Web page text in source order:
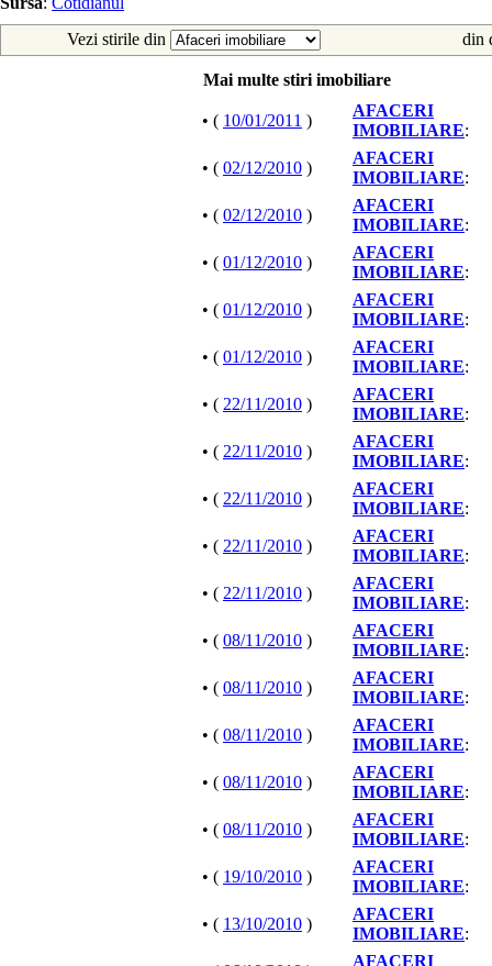
Vezi stirile din
din
Mai multe stiri imobiliare
• ( 10/01/2011 )
AFACERI
IMOBILIARE:
• ( 02/12/2010 )
AFACERI
IMOBILIARE:
• ( 02/12/2010 )
AFACERI
IMOBILIARE:
• ( 01/12/2010 )
AFACERI
IMOBILIARE:
• ( 01/12/2010 )
AFACERI
IMOBILIARE:
• ( 01/12/2010 )
AFACERI
IMOBILIARE:
• ( 22/11/2010 )
AFACERI
IMOBILIARE:
• ( 22/11/2010 )
AFACERI
IMOBILIARE:
• ( 22/11/2010 )
AFACERI
IMOBILIARE:
• ( 22/11/2010 )
AFACERI
IMOBILIARE:
• ( 22/11/2010 )
AFACERI
IMOBILIARE:
• ( 08/11/2010 )
AFACERI
IMOBILIARE:
• ( 08/11/2010 )
AFACERI
IMOBILIARE:
• ( 08/11/2010 )
AFACERI
IMOBILIARE:
• ( 08/11/2010 )
AFACERI
IMOBILIARE:
• ( 08/11/2010 )
AFACERI
IMOBILIARE:
• ( 19/10/2010 )
AFACERI
IMOBILIARE:
• ( 13/10/2010 )
AFACERI
IMOBILIARE:
AFACERI